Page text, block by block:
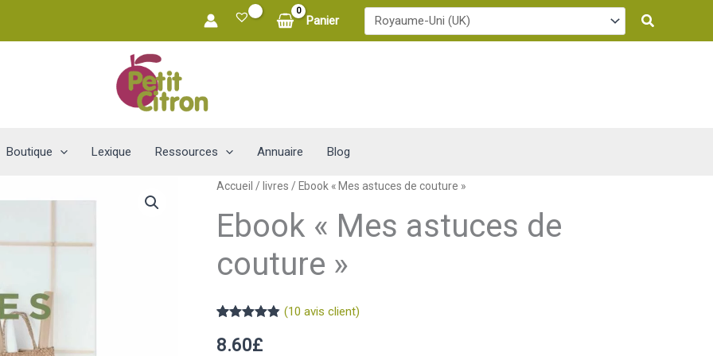
Panier
Boutique Lexique Ressources Annuaire Blog
Accueil / livres / Ebook « Mes astuces de couture »
Ebook « Mes astuces de
couture »
sur 5
basé sur
(10 avis client)
8.60£